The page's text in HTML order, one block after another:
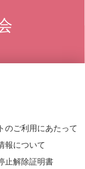
のご利用にあたって
報について
止解除証明書